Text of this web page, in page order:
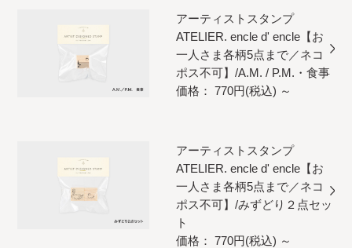
アーティストスタンプ
ATELIER. encle d' encle【お
一人さま各柄5点まで／ネコ
ポス不可】/A.M. / P.M.・食事
価格： 770円(税込) ～
アーティストスタンプ
ATELIER. encle d' encle【お
一人さま各柄5点まで／ネコ
ポス不可】/みずどり２点セッ
ト
価格： 770円(税込) ～